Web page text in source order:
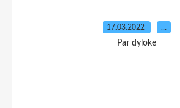
17.03.2022 …
Par dyloke